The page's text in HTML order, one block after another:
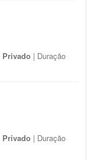
Privado | Duração
Privado | Duração